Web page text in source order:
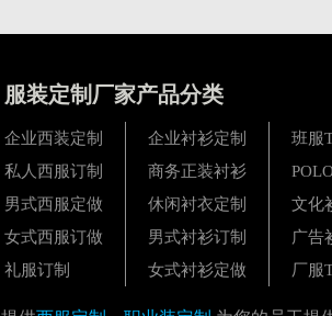
服装定制厂家产品分类
企业西装定制
私人西服订制
男式西服定做
女式西服订做
礼服订制
企业衬衫定制
商务正装衬衫
休闲衬衣定制
男式衬衫订制
女式衬衫定做
班服
文化
广告
厂服